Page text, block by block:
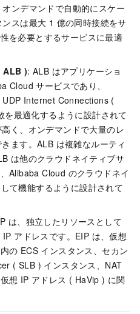
ンデマンドで自動的にスケー
スは最大 1 億の同時接続をサ
を必要とするサービスに最適
): ALB はアプリケーショ
Cloud サービスであり、
Internet Connections (
最適化するように設計されて
く、オンデマンドで大量のレ
ます。ALB は複雑なルーティ
は他のクラウドネイティブサ
Alibaba Cloud のクラウドネイ
て機能するように設計されて
は、独立したリソースとして
アドレスです。EIP は、仮想
の ECS インスタンス、セカン
( SLB ) インスタンス、NAT
想 IP アドレス ( HaVip ) に関